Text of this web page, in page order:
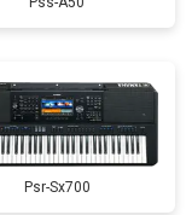
Psr-Sx700